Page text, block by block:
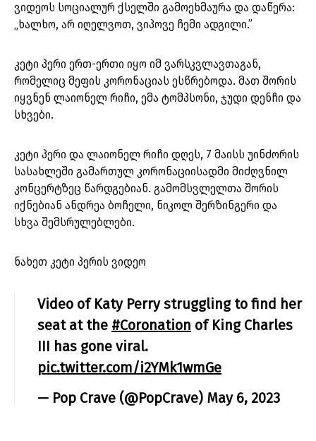
ვიდეოს სოციალურ ქსელში გამოეხმაურა და დაწერა:
„ხალხო, არ იღელვოთ, ვიპოვე ჩემი ადგილი.”
კეტი პერი ერთ-ერთი იყო იმ ვარსკვლავთაგან,
რომელიც მეფის კორონაციას ესწრებოდა. მათ შორის
იყვნენ ლაიონელ რიჩი, ემა ტომპსონი, ჯუდი დენჩი და
სხვები.
კეტი პერი და ლაიონელ რიჩი დღეს, 7 მაისს უინძორის
სასახლეში გამართულ კორონაციისადმი მიძღვნილ
კონცერტზეც წარდგებიან. გამომსვლელთა შორის
იქნებიან ანდრეა ბოჩელი, ნიკოლ შერზინგერი და
სხვა შემსრულებლები.
ნახეთ კეტი პერის ვიდეო
Video of Katy Perry struggling to find her
seat at the #Coronation of King Charles
III has gone viral.
pic.twitter.com/i2YMk1wmGe
— Pop Crave (@PopCrave) May 6, 2023